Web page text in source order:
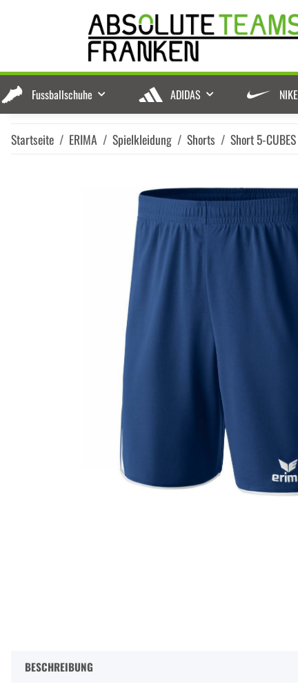
Fussballschuhe ADIDAS NIKE
Startseite ERIMA Spielkleidung Shorts Short 5-CUBES
BESCHREIBUNG